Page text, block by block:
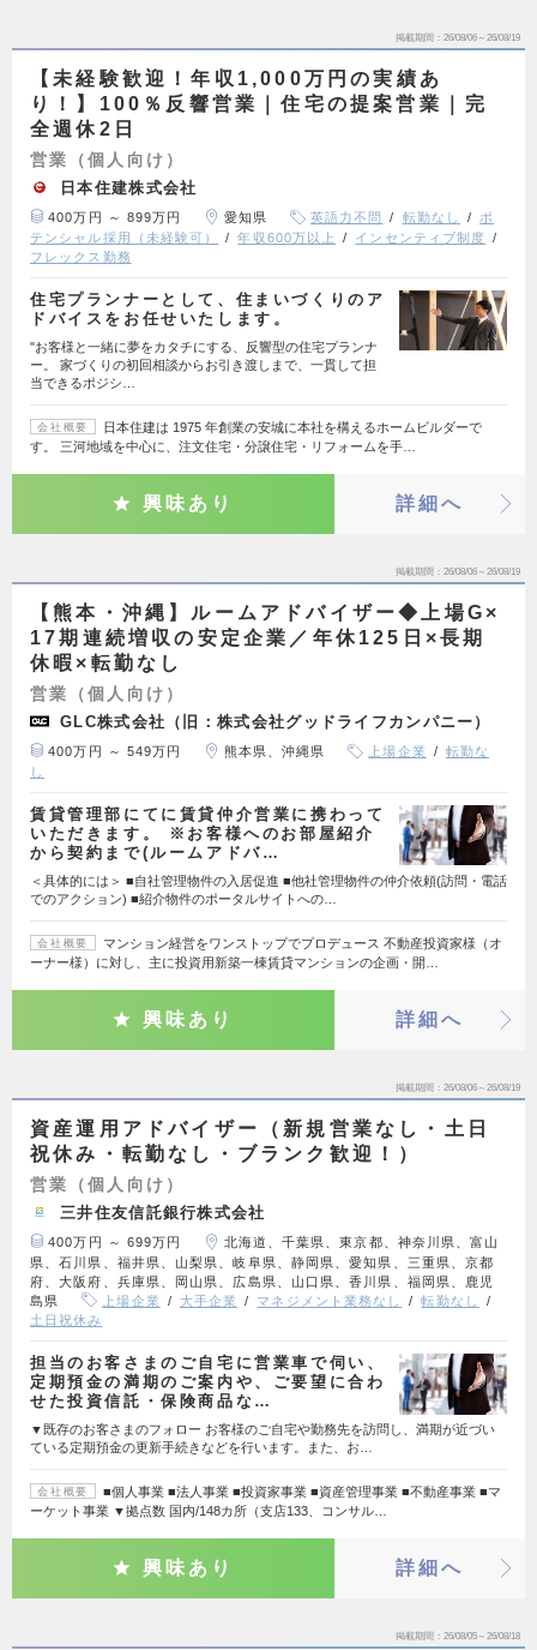
掲載期間 26/08/06～26/08/19
【未経験歓迎！年収1,000万円の実績あ
り！】100％反響営業｜住宅の提案営業｜完
全週休2日
営業（個人向け）
日本住建株式会社
400万円 ～ 899万円 愛知県 英語力不問 転勤なし
ポ
テンシャル採用（未経験可）
年収600万以上
インセンティブ制度
フレックス勤務
住宅プランナーとして、住まいづくりのア
ドバイスをお任せいたします。
"お客様と一緒に夢をカタチにする、反響型の住宅プランナ
ー。 家づくりの初回相談からお引き渡しまで、一貫して担
当できるポジシ…
会社概要
日本住建は 1975 年創業の安城に本社を構えるホームビルダーで
す。 三河地域を中心に、注文住宅・分譲住宅・リフォームを手…
興味あり 詳細へ
掲載期間 26/08/06～26/08/19
【熊本・沖縄】ルームアドバイザー◆上場G×
17期連続増収の安定企業／年休125日×長期
休暇×転勤なし
営業（個人向け）
GLC株式会社（旧：株式会社グッドライフカンパニー）
400万円 ～ 549万円 熊本県、沖縄県 上場企業
転勤な
し
賃貸管理部にてに賃貸仲介営業に携わって
いただきます。 ※お客様へのお部屋紹介
から契約まで(ルームアドバ…
＜具体的には＞ ■自社管理物件の入居促進 ■他社管理物件の仲介依頼(訪問・電話
でのアクション) ■紹介物件のポータルサイトへの…
会社概要
マンション経営をワンストップでプロデュース 不動産投資家様（オ
ーナー様）に対し、主に投資用新築一棟賃貸マンションの企画・開…
興味あり 詳細へ
掲載期間 26/08/06～26/08/19
資産運用アドバイザー（新規営業なし・土日
祝休み・転勤なし・ブランク歓迎！）
営業（個人向け）
三井住友信託銀行株式会社
400万円 ～ 699万円
北海道、千葉県、東京都、神奈川県、富山
県、石川県、福井県、山梨県、岐阜県、静岡県、愛知県、三重県、京都
府、大阪府、兵庫県、岡山県、広島県、山口県、香川県、福岡県、鹿児
島県
上場企業 大手企業 マネジメント業務なし
転勤なし
土日祝休み
担当のお客さまのご自宅に営業車で伺い、
定期預金の満期のご案内や、ご要望に合わ
せた投資信託・保険商品な…
▼既存のお客さまのフォロー お客様のご自宅や勤務先を訪問し、満期が近づい
ている定期預金の更新手続きなどを行います。また、お…
会社概要
■個人事業 ■法人事業 ■投資家事業 ■資産管理事業 ■不動産事業 ■マ
ーケット事業 ▼拠点数 国内/148カ所（支店133、コンサル…
興味あり 詳細へ
掲載期間 26/08/05～26/08/18